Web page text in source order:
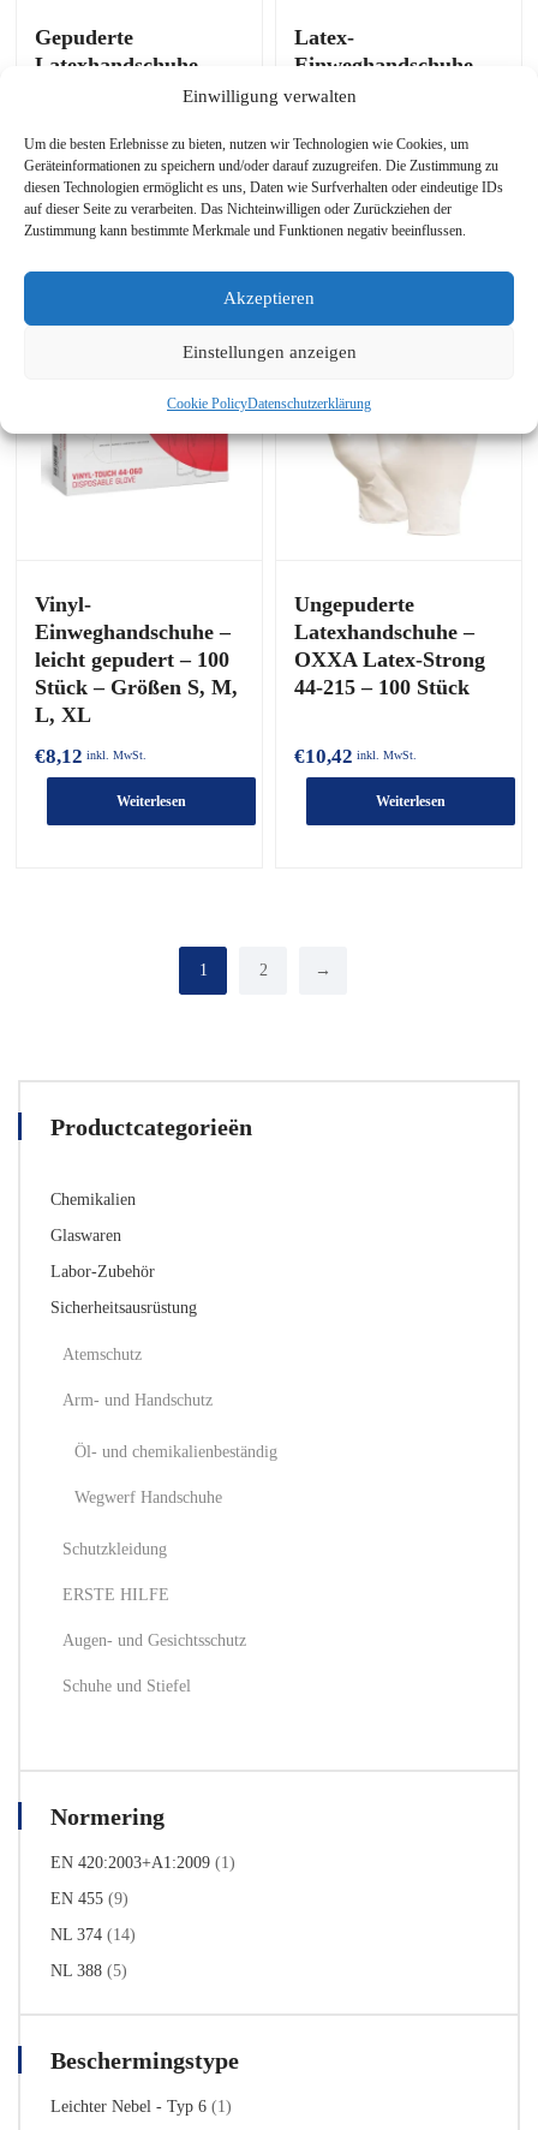
Einwilligung verwalten
Um die besten Erlebnisse zu bieten, nutzen wir Technologien wie Cookies, um
Geräteinformationen zu speichern und/oder darauf zuzugreifen. Die Zustimmung zu
diesen Technologien ermöglicht es uns, Daten wie Surfverhalten oder eindeutige IDs
auf dieser Seite zu verarbeiten. Das Nichteinwilligen oder Zurückziehen der
Zustimmung kann bestimmte Merkmale und Funktionen negativ beeinflussen.
Akzeptieren
Einstellungen anzeigen
Cookie PolicyDatenschutzerklärung
Productcategorieën
Chemikalien
Glaswaren
Labor-Zubehör
Sicherheitsausrüstung
Atemschutz
Arm- und Handschutz
Öl- und chemikalienbeständig
Wegwerf Handschuhe
Schutzkleidung
ERSTE HILFE
Augen- und Gesichtsschutz
Schuhe und Stiefel
Normering
EN 420:2003+A1:2009 (1)
EN 455 (9)
NL 374 (14)
NL 388 (5)
Beschermingstype
Leichter Nebel - Typ 6 (1)
Gepuderte
Latexhandschuhe –
OXXA Latex-Strong
€8,68 –€12,85Preisspanne:
€8,68
bis
inkl. MwSt.
Weiterlesen
Latex-
Einweghandschuhe –
leicht gepudert – 100
L, XL
€8,20 inkl. MwSt.
Weiterlesen
Vinyl-
Einweghandschuhe –
leicht gepudert – 100
Stück – Größen S, M,
L, XL
€8,12 inkl. MwSt.
Weiterlesen
Ungepuderte
Latexhandschuhe –
OXXA Latex-Strong
44-215 – 100 Stück
€10,42 inkl. MwSt.
Weiterlesen
1 2 →